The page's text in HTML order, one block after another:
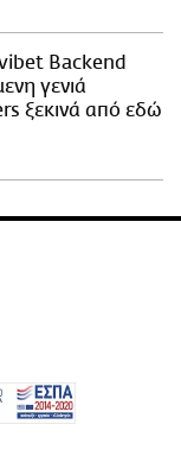
Backend
γενιά
ξεκινά από εδώ